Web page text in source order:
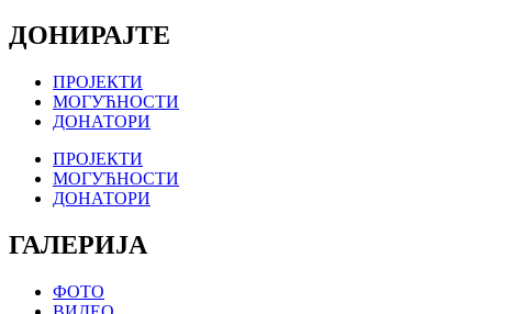
ДОНИРАЈТЕ
ПРОЈЕКТИ
МОГУЋНОСТИ
ДОНАТОРИ
ПРОЈЕКТИ
МОГУЋНОСТИ
ДОНАТОРИ
ГАЛЕРИЈА
ФОТО